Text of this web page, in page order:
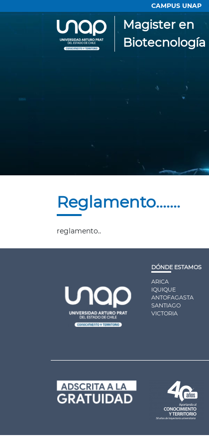
CAMPUS UNAP
Magister en
Biotecnología
Reglamento.......
reglamento..
DÓNDE ESTAMOS
ARICA
IQUIQUE
ANTOFAGASTA
SANTIAGO
VICTORIA